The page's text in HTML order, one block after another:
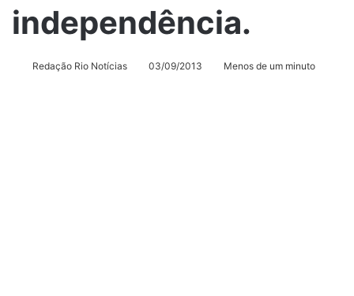
independência.
Redação Rio Notícias 03/09/2013 Menos de um minuto